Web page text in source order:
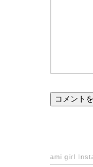
ami girl